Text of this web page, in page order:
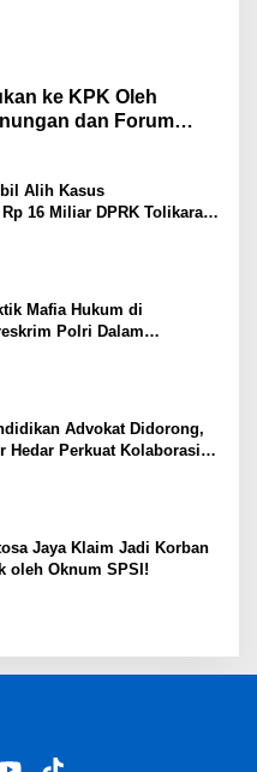
ke KPK Oleh
dan Forum
Alih Kasus
16 Miliar DPRK Tolikara
Mafia Hukum di
Polri Dalam
PT ARA
Advokat Didorong,
Hedar Perkuat Kolaborasi
Jaya Klaim Jadi Korban
oleh Oknum SPSI!